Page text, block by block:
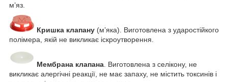
м’яз.
Кришка клапану (м’яка). Виготовлена з ударостійкого
полімера, якій не викликає іскроутворення.
Мембрана клапана . Виготовлена з селікону, не
викликає алергічні реакції, не має запаху, не містить токсинів і